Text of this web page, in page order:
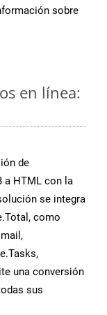
sobre
en línea:
de
a HTML con la
se integra
como
una conversión
sus